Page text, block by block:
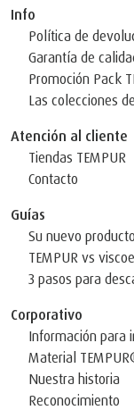
Info
Política de
Garantía de
Promoción Pack
Las colecciones
Atención al cliente
Tiendas TEMPUR
Contacto
Guías
Su nuevo producto
TEMPUR vs
3 pasos para
Corporativo
Información para
Material
Nuestra historia
Reconocimiento